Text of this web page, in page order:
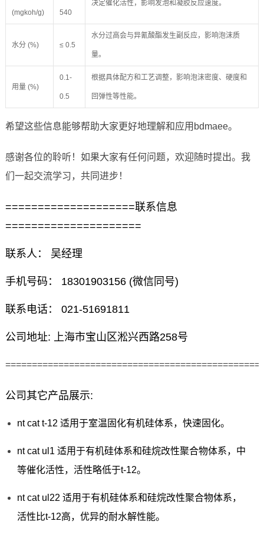
(mgkoh/g) 540
决定催化活性，影响发泡和凝胶反应速度。
水分 (%) ≤ 0.5
水分过高会与异氰酸酯发生副反应，影响泡沫质
量。
用量 (%)
0.1-
0.5
根据具体配方和工艺调整，影响泡沫密度、硬度和
回弹性等性能。
希望这些信息能够帮助大家更好地理解和应用bdmaee。
感谢各位的聆听！如果大家有任何问题，欢迎随时提出。我
们一起交流学习，共同进步！
====================联系信息
=====================
联系人： 吴经理
手机号码： 18301903156 (微信同号)
联系电话： 021-51691811
公司地址: 上海市宝山区淞兴西路258号
公司其它产品展示:
nt cat t-12 适用于室温固化有机硅体系，快速固化。
nt cat ul1 适用于有机硅体系和硅烷改性聚合物体系，中
等催化活性，活性略低于t-12。
nt cat ul22 适用于有机硅体系和硅烷改性聚合物体系，
活性比t-12高，优异的耐水解性能。